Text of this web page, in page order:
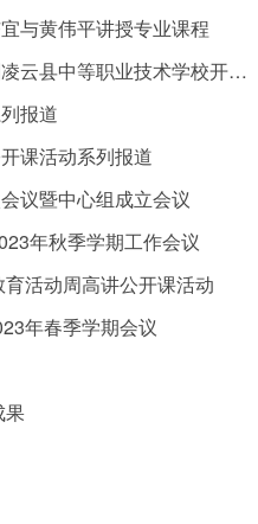
与黄伟平讲授专业课程
职业技术学校开展交流研讨活动
报道
课活动系列报道
议暨中心组成立会议
年秋季学期工作会议
活动周高讲公开课活动
年春季学期会议
果